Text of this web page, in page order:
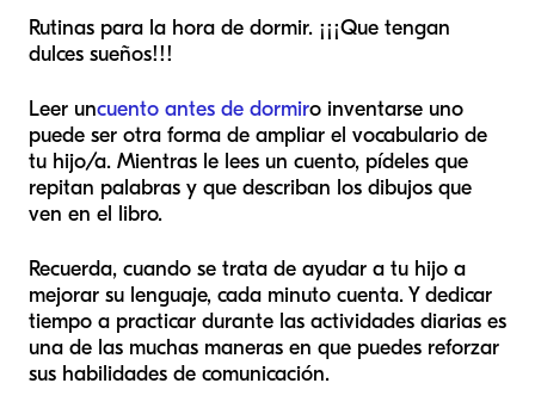
Rutinas para la hora de dormir. ¡¡¡Que tengan
dulces sueños!!!
Leer uncuento antes de dormiro inventarse uno
puede ser otra forma de ampliar el vocabulario de
tu hijo/a. Mientras le lees un cuento, pídeles que
repitan palabras y que describan los dibujos que
ven en el libro.
Recuerda, cuando se trata de ayudar a tu hijo a
mejorar su lenguaje, cada minuto cuenta. Y dedicar
tiempo a practicar durante las actividades diarias es
una de las muchas maneras en que puedes reforzar
sus habilidades de comunicación.